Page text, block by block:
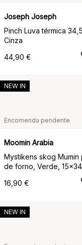
Joseph Joseph
Pinch Luva térmica
Cinza
44,90 €
Encomenda pendente
Moomin Arabia
Mystikens skog Mumin
de forno, Verde,
16,90 €
NEW IN
NEW IN